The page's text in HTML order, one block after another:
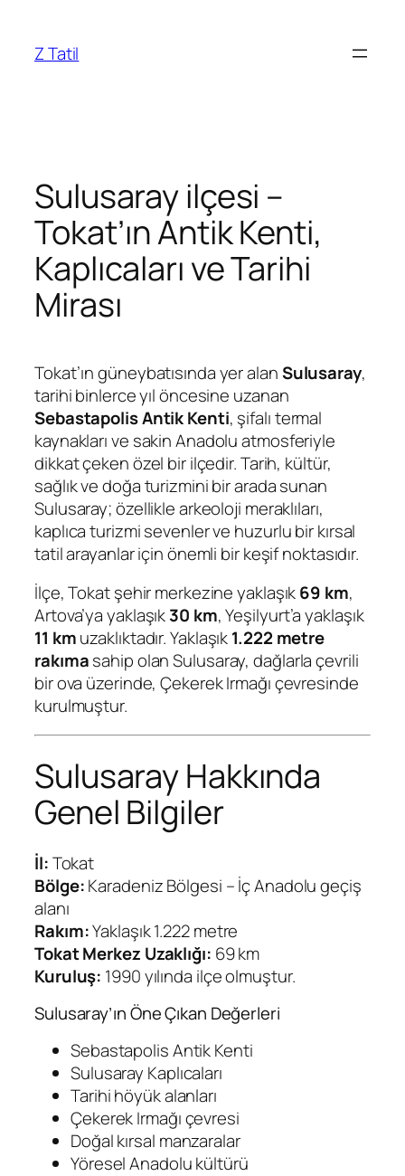
Z Tatil
Sulusaray ilçesi –
Tokat’ın Antik Kenti,
Kaplıcaları ve Tarihi
Mirası
Tokat’ın güneybatısında yer alanSulusaray,
tarihi binlerce yıl öncesine uzanan
Sebastapolis Antik Kenti, şifalı termal
kaynakları ve sakin Anadolu atmosferiyle
dikkat çeken özel bir ilçedir. Tarih, kültür,
sağlık ve doğa turizmini bir arada sunan
Sulusaray; özellikle arkeoloji meraklıları,
kaplıca turizmi sevenler ve huzurlu bir kırsal
tatil arayanlar için önemli bir keşif noktasıdır.
İlçe, Tokat şehir merkezine yaklaşık69 km,
Artova’ya yaklaşık30 km, Yeşilyurt’a yaklaşık
11 kmuzaklıktadır. Yaklaşık1.222 metre
rakımasahip olan Sulusaray, dağlarla çevrili
bir ova üzerinde, Çekerek Irmağı çevresinde
kurulmuştur.
Sulusaray Hakkında
Genel Bilgiler
İl:Tokat
Bölge:Karadeniz Bölgesi – İç Anadolu geçiş
alanı
Rakım:Yaklaşık 1.222 metre
Tokat Merkez Uzaklığı: 69 km
Kuruluş: 1990 yılında ilçe olmuştur.
Sulusaray’ın Öne Çıkan Değerleri
Sebastapolis Antik Kenti
Sulusaray Kaplıcaları
Tarihi höyük alanları
Çekerek Irmağı çevresi
Doğal kırsal manzaralar
Yöresel Anadolu kültürü